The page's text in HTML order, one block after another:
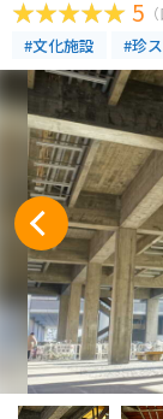
5
#文化施設 #珍